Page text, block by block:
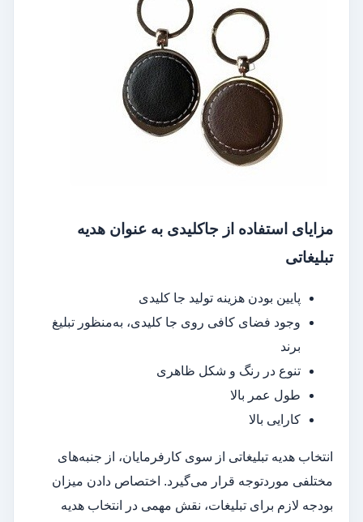
مزایای استفاده از جاکلیدی به عنوان هدیه
تبلیغاتی
پایین بودن هزینه تولید جا کلیدی
وجود فضای کافی روی جا کلیدی، به‌منظور تبلیغ
برند
تنوع در رنگ و شکل ظاهری
طول عمر بالا
کارایی بالا
انتخاب هدیه تبلیغاتی از سوی کارفرمایان، از جنبه‌های
مختلفی موردتوجه قرار می‌گیرد. اختصاص دادن میزان
بودجه لازم برای تبلیغات، نقش مهمی در انتخاب هدیه